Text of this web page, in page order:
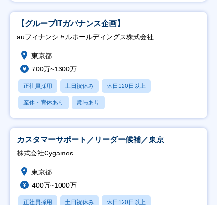
【グループITガバナンス企画】
auフィナンシャルホールディングス株式会社
東京都
700万~1300万
正社員採用 土日祝休み 休日120日以上
産休・育休あり 賞与あり
カスタマーサポート／リーダー候補／東京
株式会社Cygames
東京都
400万~1000万
正社員採用 土日祝休み 休日120日以上